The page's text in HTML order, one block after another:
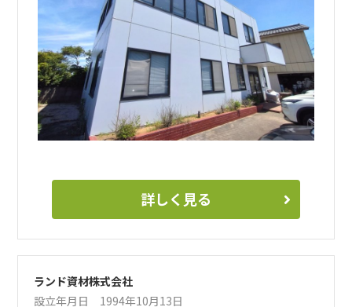
詳しく見る
ランド資材株式会社
設立年月日 1994年10月13日